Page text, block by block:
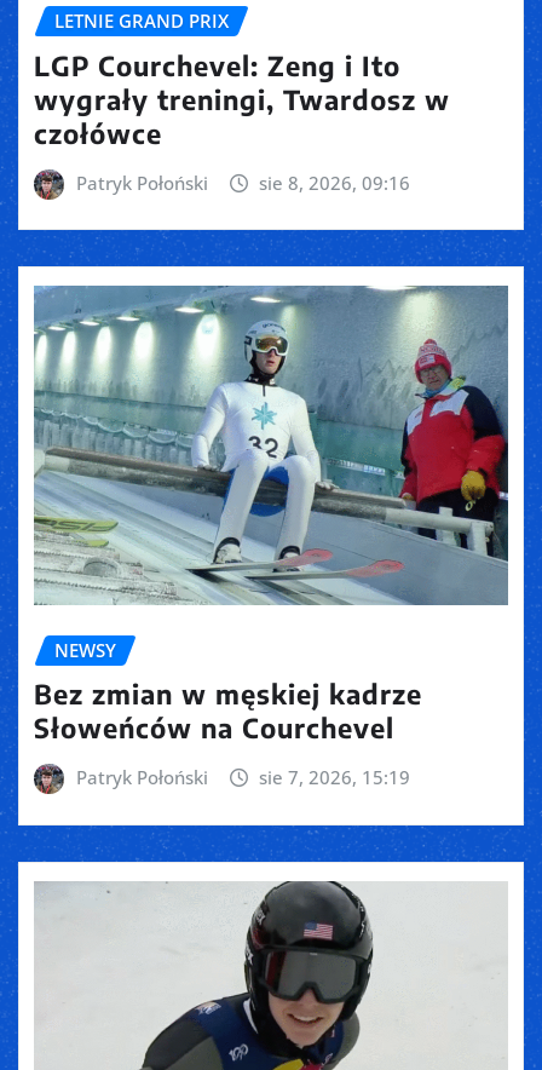
LETNIE GRAND PRIX
LGP Courchevel: Zeng i Ito
wygrały treningi, Twardosz w
czołówce
Patryk Połoński sie 8, 2026, 09:16
NEWSY
Bez zmian w męskiej kadrze
Słoweńców na Courchevel
Patryk Połoński sie 7, 2026, 15:19